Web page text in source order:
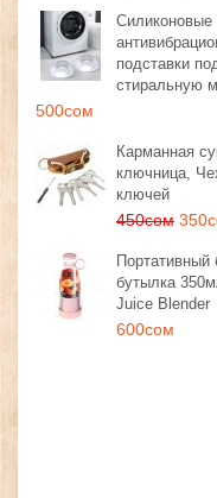
Силиконовые
подставки
стиральную
500сом
Карманная
ключница,
ключей
450сом
Портативный
бутылка
Juice Blender
600сом